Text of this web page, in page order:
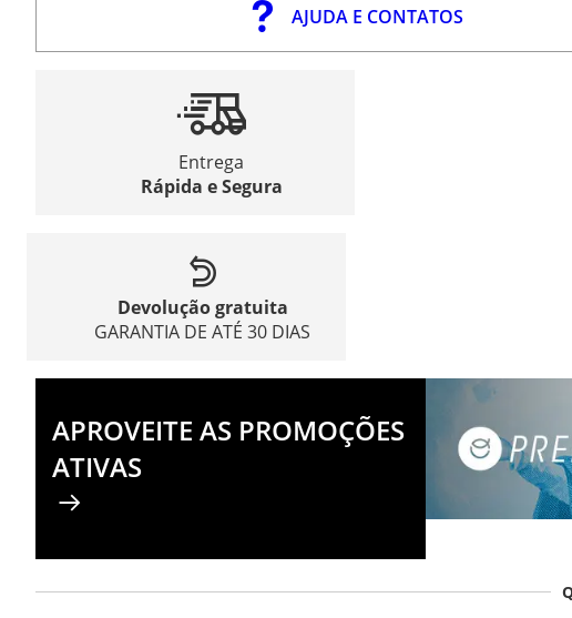
AJUDA E CONTATOS
Entrega
Rápida e Segura
Devolução gratuita
GARANTIA DE ATÉ 30 DIAS
APROVEITE AS PROMOÇÕES
ATIVAS